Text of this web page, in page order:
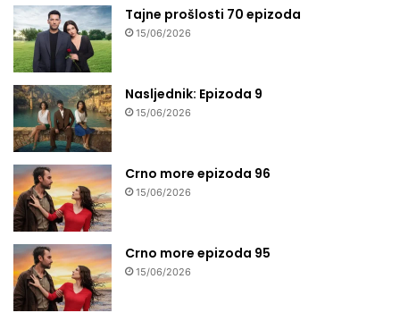
Tajne prošlosti 70 epizoda
15/06/2026
Nasljednik: Epizoda 9
15/06/2026
Crno more epizoda 96
15/06/2026
Crno more epizoda 95
15/06/2026